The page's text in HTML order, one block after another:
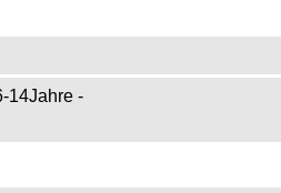
14Jahre -